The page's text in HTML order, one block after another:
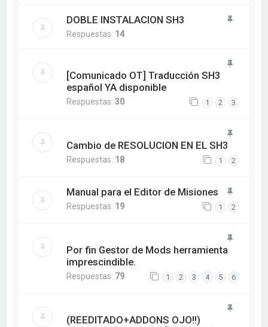
DOBLE INSTALACION SH3
Respuestas: 14
[Comunicado OT] Traducción SH3
español YA disponible
Respuestas:30 1 2 3
Cambio de RESOLUCION EN EL SH3
Respuestas: 18 1 2
Manual para el Editor de Misiones
Respuestas: 19 1 2
Por fin Gestor de Mods herramienta
imprescindible.
Respuestas: 79 1 2 3 4 5 6
(REEDITADO+ADDONS OJO!!)